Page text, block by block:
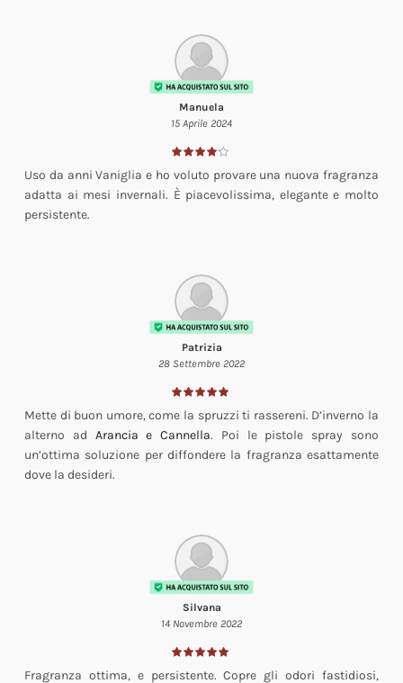
Manuela
15 Aprile 2024
Uso da anni Vaniglia e ho voluto provare una nuova fragranza
adatta ai mesi invernali. È piacevolissima, elegante e molto
persistente.
Patrizia
28 Settembre 2022
Mette di buon umore, come la spruzzi ti rassereni. D’inverno la
alterno ad Arancia e Cannella. Poi le pistole spray sono
un’ottima soluzione per diffondere la fragranza esattamente
dove la desideri.
Silvana
14 Novembre 2022
Fragranza ottima, e persistente. Copre gli odori fastidiosi,